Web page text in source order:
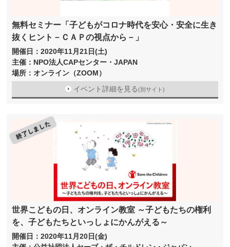
無料セミナー「子どもがコロナ時代を安心・安全に生き
抜くヒント－ＣＡＰの視点から－」
開催日：2020年11月21日(土)
主催：NPO法人CAPセンター・JAPAN
場所：オンライン（ZOOM）
イベント詳細を見る(別サイト)
世界こどもの日、オンライン教室 ～子どもたちの権利
を、子どもたちといっしょにかんがえる～
開催日：2020年11月20日(金)